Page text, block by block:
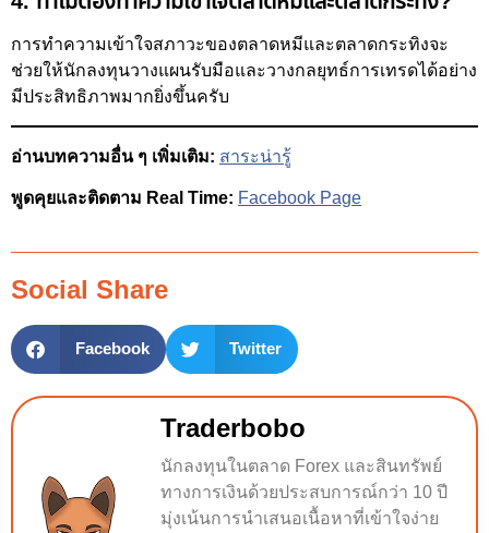
การทำความเข้าใจสภาวะของตลาดหมีและตลาดกระทิงจะ
ช่วยให้นักลงทุนวางแผนรับมือและวางกลยุทธ์การเทรดได้อย่าง
มีประสิทธิภาพมากยิ่งขึ้นครับ
อ่านบทความอื่น ๆ เพิ่มเติม: สาระน่ารู้
พูดคุยและติดตาม Real Time: Facebook Page
Social Share
Facebook Twitter
Traderbobo
นักลงทุนในตลาด Forex และสินทรัพย์
ทางการเงินด้วยประสบการณ์กว่า 10 ปี
มุ่งเน้นการนำเสนอเนื้อหาที่เข้าใจง่าย